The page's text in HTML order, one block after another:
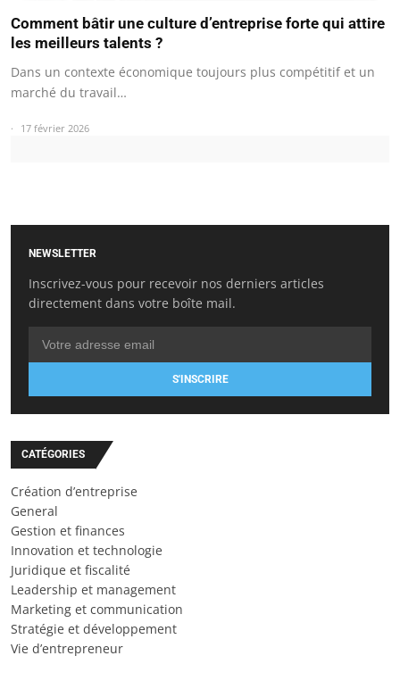
Comment bâtir une culture d’entreprise forte qui attire
les meilleurs talents ?
Dans un contexte économique toujours plus compétitif et un
marché du travail…
17 février 2026
NEWSLETTER
Inscrivez-vous pour recevoir nos derniers articles
directement dans votre boîte mail.
S'INSCRIRE
CATÉGORIES
Création d’entreprise
General
Gestion et finances
Innovation et technologie
Juridique et fiscalité
Leadership et management
Marketing et communication
Stratégie et développement
Vie d’entrepreneur